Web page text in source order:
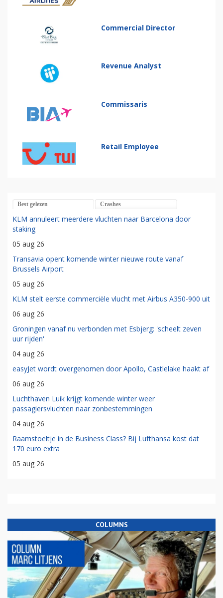
Commercial Director
Revenue Analyst
Commissaris
Retail Employee
Best gelezen Crashes
KLM annuleert meerdere vluchten naar Barcelona door
staking
05 aug 26
Transavia opent komende winter nieuwe route vanaf
Brussels Airport
05 aug 26
KLM stelt eerste commerciële vlucht met Airbus A350-900 uit
06 aug 26
Groningen vanaf nu verbonden met Esbjerg: 'scheelt zeven
uur rijden'
04 aug 26
easyJet wordt overgenomen door Apollo, Castlelake haakt af
06 aug 26
Luchthaven Luik krijgt komende winter weer
passagiersvluchten naar zonbestemmingen
04 aug 26
Raamstoeltje in de Business Class? Bij Lufthansa kost dat
170 euro extra
05 aug 26
COLUMNS